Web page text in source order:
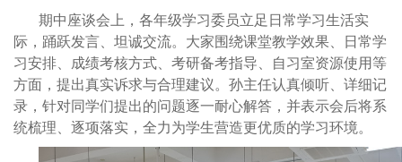
期中座谈会上，各年级学习委员立足日常学习生活实
际，踊跃发言、坦诚交流。大家围绕课堂教学效果、日常学
习安排、成绩考核方式、考研备考指导、自习室资源使用等
方面，提出真实诉求与合理建议。孙主任认真倾听、详细记
录，针对同学们提出的问题逐一耐心解答，并表示会后将系
统梳理、逐项落实，全力为学生营造更优质的学习环境。